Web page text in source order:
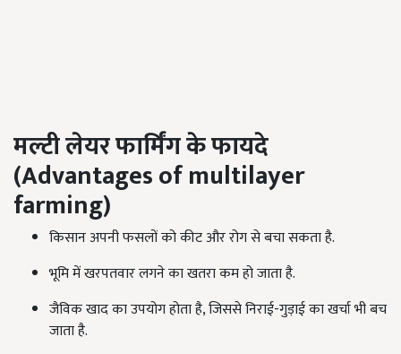
मल्टीलेयर फार्मिंग के फायदे
(Advantages of multilayer
farming)
किसान अपनी फसलों को कीट और रोग से बचा सकता है.
भूमि में खरपतवार लगने का खतरा कम हो जाता है.
जैविक खाद का उपयोग होता है, जिससे निराई-गुड़ाई का खर्चा भी बच
जाता है.